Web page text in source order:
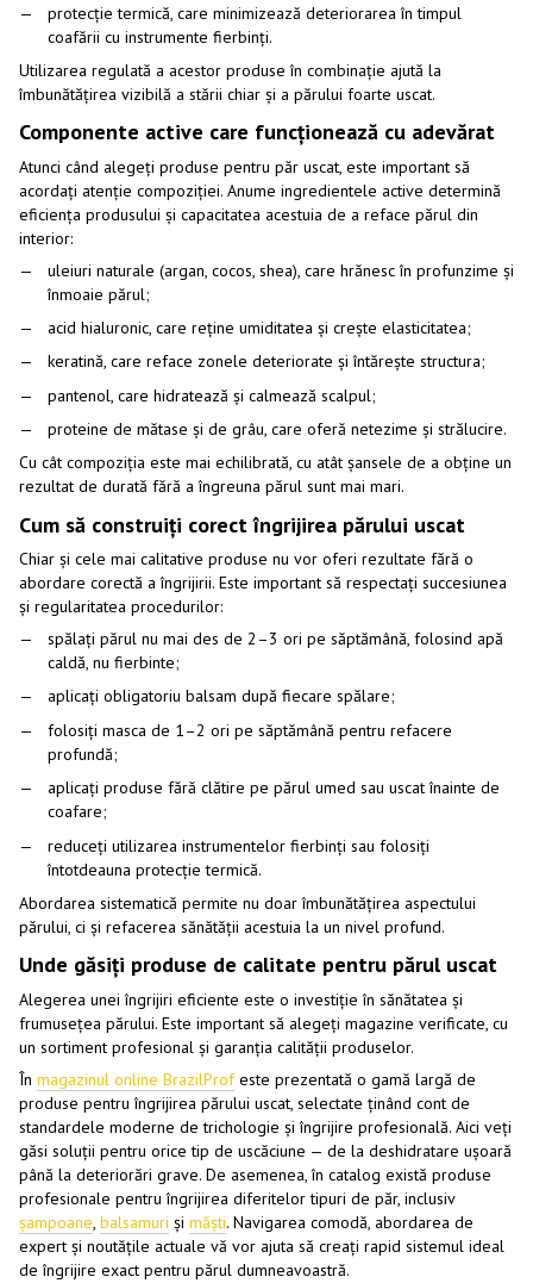
protecție termică, care minimizează deteriorarea în timpul
coafării cu instrumente fierbinți.
Utilizarea regulată a acestor produse în combinație ajută la
îmbunătățirea vizibilă a stării chiar și a părului foarte uscat.
Componente active care funcționează cu adevărat
Atunci când alegeți produse pentru păr uscat, este important să
acordați atenție compoziției. Anume ingredientele active determină
eficiența produsului și capacitatea acestuia de a reface părul din
interior:
uleiuri naturale (argan, cocos, shea), care hrănesc în profunzime și
înmoaie părul;
acid hialuronic, care reține umiditatea și crește elasticitatea;
keratină, care reface zonele deteriorate și întărește structura;
pantenol, care hidratează și calmează scalpul;
proteine de mătase și de grâu, care oferă netezime și strălucire.
Cu cât compoziția este mai echilibrată, cu atât șansele de a obține un
rezultat de durată fără a îngreuna părul sunt mai mari.
Cum să construiți corect îngrijirea părului uscat
Chiar și cele mai calitative produse nu vor oferi rezultate fără o
abordare corectă a îngrijirii. Este important să respectați succesiunea
și regularitatea procedurilor:
spălați părul nu mai des de 2–3 ori pe săptămână, folosind apă
caldă, nu fierbinte;
aplicați obligatoriu balsam după fiecare spălare;
folosiți masca de 1–2 ori pe săptămână pentru refacere
profundă;
aplicați produse fără clătire pe părul umed sau uscat înainte de
coafare;
reduceți utilizarea instrumentelor fierbinți sau folosiți
întotdeauna protecție termică.
Abordarea sistematică permite nu doar îmbunătățirea aspectului
părului, ci și refacerea sănătății acestuia la un nivel profund.
Unde găsiți produse de calitate pentru părul uscat
Alegerea unei îngrijiri eficiente este o investiție în sănătatea și
frumusețea părului. Este important să alegeți magazine verificate, cu
un sortiment profesional și garanția calității produselor.
În magazinul online BrazilProfeste prezentată o gamă largă de
produse pentru îngrijirea părului uscat, selectate ținând cont de
standardele moderne de trichologie și îngrijire profesională. Aici veți
găsi soluții pentru orice tip de uscăciune — de la deshidratare ușoară
până la deteriorări grave. De asemenea, în catalog există produse
profesionale pentru îngrijirea diferitelor tipuri de păr, inclusiv
șampoane balsamuri și măști. Navigarea comodă, abordarea de
expert și noutățile actuale vă vor ajuta să creați rapid sistemul ideal
de îngrijire exact pentru părul dumneavoastră.